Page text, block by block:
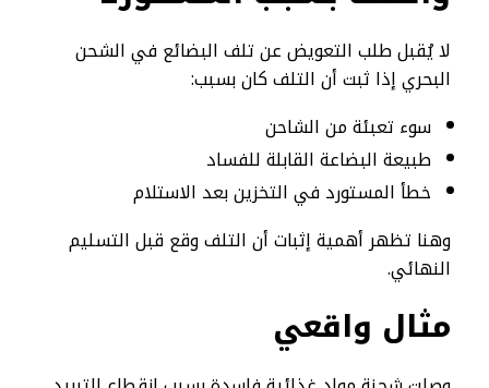
لا يُقبل طلب التعويض عن تلف البضائع في الشحن
البحري إذا ثبت أن التلف كان بسبب:
سوء تعبئة من الشاحن
طبيعة البضاعة القابلة للفساد
خطأ المستورد في التخزين بعد الاستلام
وهنا تظهر أهمية إثبات أن التلف وقع قبل التسليم
النهائي.
مثال واقعي